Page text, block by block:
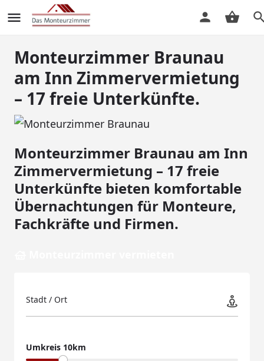
Monteurzimmer Braunau
am Inn Zimmervermietung
– 17 freie Unterkünfte.
Monteurzimmer Braunau am Inn
Zimmervermietung – 17 freie
Unterkünfte bieten komfortable
Übernachtungen für Monteure,
Fachkräfte und Firmen.
Stadt / Ort
Umkreis 10km